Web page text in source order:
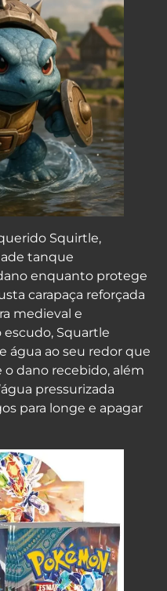
Squirtle,
tanque
enquanto protege
carapaça reforçada
medieval e
Squartle
água ao seu redor que
dano recebido, além
pressurizada
para longe e apagar